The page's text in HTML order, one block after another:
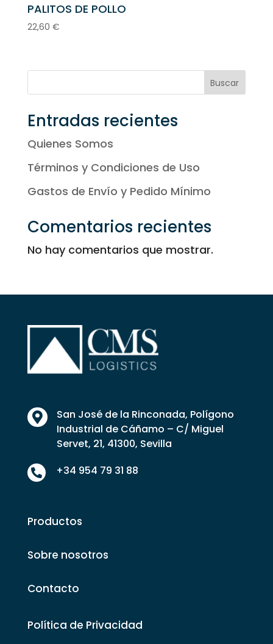
PALITOS DE POLLO
22,60 €
Buscar
Entradas recientes
Quienes Somos
Términos y Condiciones de Uso
Gastos de Envío y Pedido Mínimo
Comentarios recientes
No hay comentarios que mostrar.

San José de la Rinconada, Polígono
Industrial de Cáñamo – C/ Miguel
Servet, 21, 41300, Sevilla
 +34 954 79 31 88
Productos
Sobre nosotros
Contacto
Política de Privacidad